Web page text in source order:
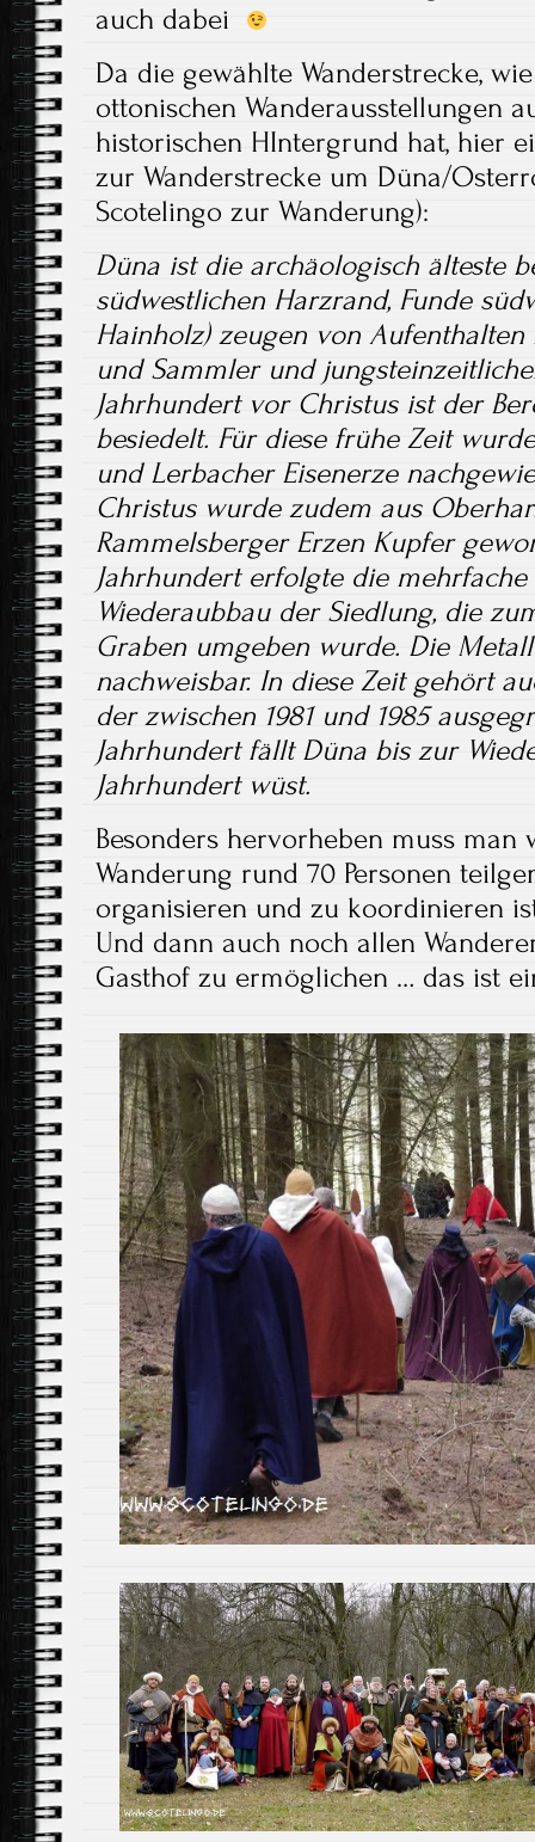
auch dabei
Da die gewählte Wanderstrecke,
ottonischen Wanderausstellungen
historischen HIntergrund hat, hier
zur Wanderstrecke um Düna/
Scotelingo zur Wanderung):
Düna ist die archäologisch älteste
südwestlichen Harzrand, Funde
Hainholz) zeugen von
und Sammler und
Jahrhundert vor Christus ist der
besiedelt. Für diese frühe Zeit
und Lerbacher Eisenerze
Christus wurde zudem aus
Rammelsberger Erzen Kupfer
Jahrhundert erfolgte die
Wiederaubbau der Siedlung, die
Graben umgeben wurde. Die
nachweisbar. In diese Zeit gehört
der zwischen 1981 und 1985
Jahrhundert fällt Düna bis zur
Jahrhundert wüst.
Besonders hervorheben muss man
Wanderung rund 70 Personen
organisieren und zu koordinieren
Und dann auch noch allen
Gasthof zu ermöglichen … das ist